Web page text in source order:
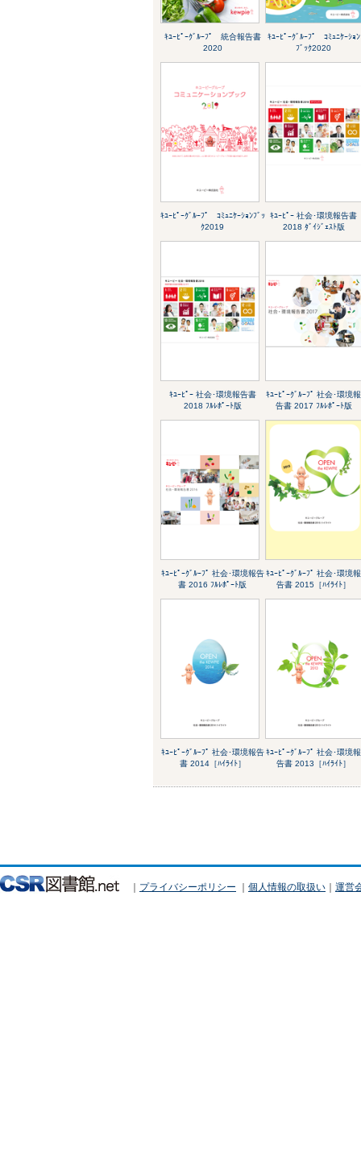
ｷﾕｰﾋﾟｰｸﾞﾙｰﾌﾟ 統合報告書
2020
ｷﾕｰﾋﾟｰｸﾞﾙｰﾌﾟ ｺﾐｭﾆｹｰｼｮﾝ
ﾌﾞｯｸ2020
ｷﾕｰﾋﾟｰｸﾞﾙｰﾌﾟ ｺﾐｭﾆｹｰｼｮﾝﾌﾞｯ
ｸ2019
ｷﾕｰﾋﾟｰ 社会･環境報告書
2018 ﾀﾞｲｼﾞｪｽﾄ版
ｷﾕｰﾋﾟｰ 社会･環境報告書
2018 ﾌﾙﾚﾎﾟｰﾄ版
ｷﾕｰﾋﾟｰｸﾞﾙｰﾌﾟ 社会･環境報
告書 2017 ﾌﾙﾚﾎﾟｰﾄ版
ｷﾕｰﾋﾟｰｸﾞﾙｰﾌﾟ 社会･環境報告
書 2016 ﾌﾙﾚﾎﾟｰﾄ版
ｷﾕｰﾋﾟｰｸﾞﾙｰﾌﾟ 社会･環境報
告書 2015［ﾊｲﾗｲﾄ］
ｷﾕｰﾋﾟｰｸﾞﾙｰﾌﾟ 社会･環境報告
書 2014［ﾊｲﾗｲﾄ］
ｷﾕｰﾋﾟｰｸﾞﾙｰﾌﾟ 社会･環境報
告書 2013［ﾊｲﾗｲﾄ］
｜ プライバシーポリシー ｜ 個人情報の取扱い ｜ 運営